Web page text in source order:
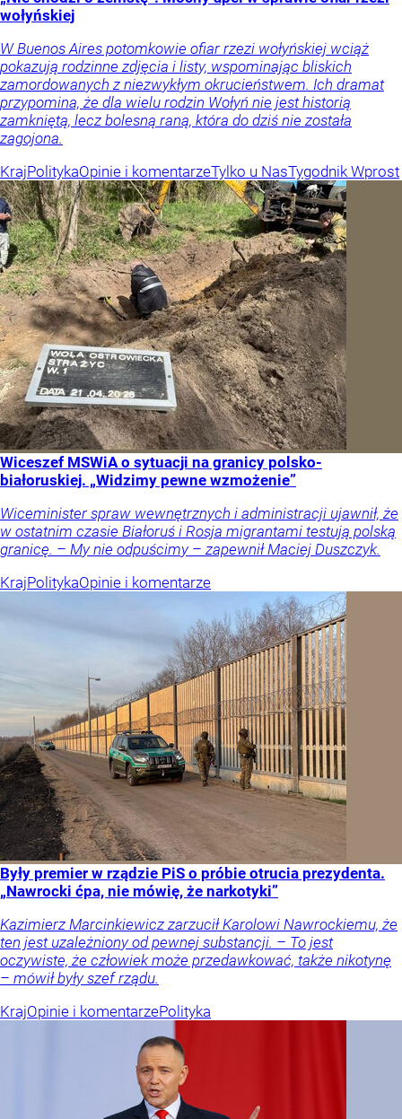
wołyńskiej
W Buenos Aires potomkowie ofiar rzezi wołyńskiej wciąż
pokazują rodzinne zdjęcia i listy, wspominając bliskich
zamordowanych z niezwykłym okrucieństwem. Ich dramat
przypomina, że dla wielu rodzin Wołyń nie jest historią
zamkniętą, lecz bolesną raną, która do dziś nie została
zagojona.
KrajPolitykaOpinie i komentarzeTylko u NasTygodnik Wprost
Wiceszef MSWiA o sytuacji na granicy polsko-
białoruskiej. „Widzimy pewne wzmożenie”
Wiceminister spraw wewnętrznych i administracji ujawnił, że
w ostatnim czasie Białoruś i Rosja migrantami testują polską
granicę. – My nie odpuścimy – zapewnił Maciej Duszczyk.
KrajPolitykaOpinie i komentarze
Były premier w rządzie PiS o próbie otrucia prezydenta.
„Nawrocki ćpa, nie mówię, że narkotyki”
Kazimierz Marcinkiewicz zarzucił Karolowi Nawrockiemu, że
ten jest uzależniony od pewnej substancji. – To jest
oczywiste, że człowiek może przedawkować, także nikotynę
– mówił były szef rządu.
KrajOpinie i komentarzePolityka